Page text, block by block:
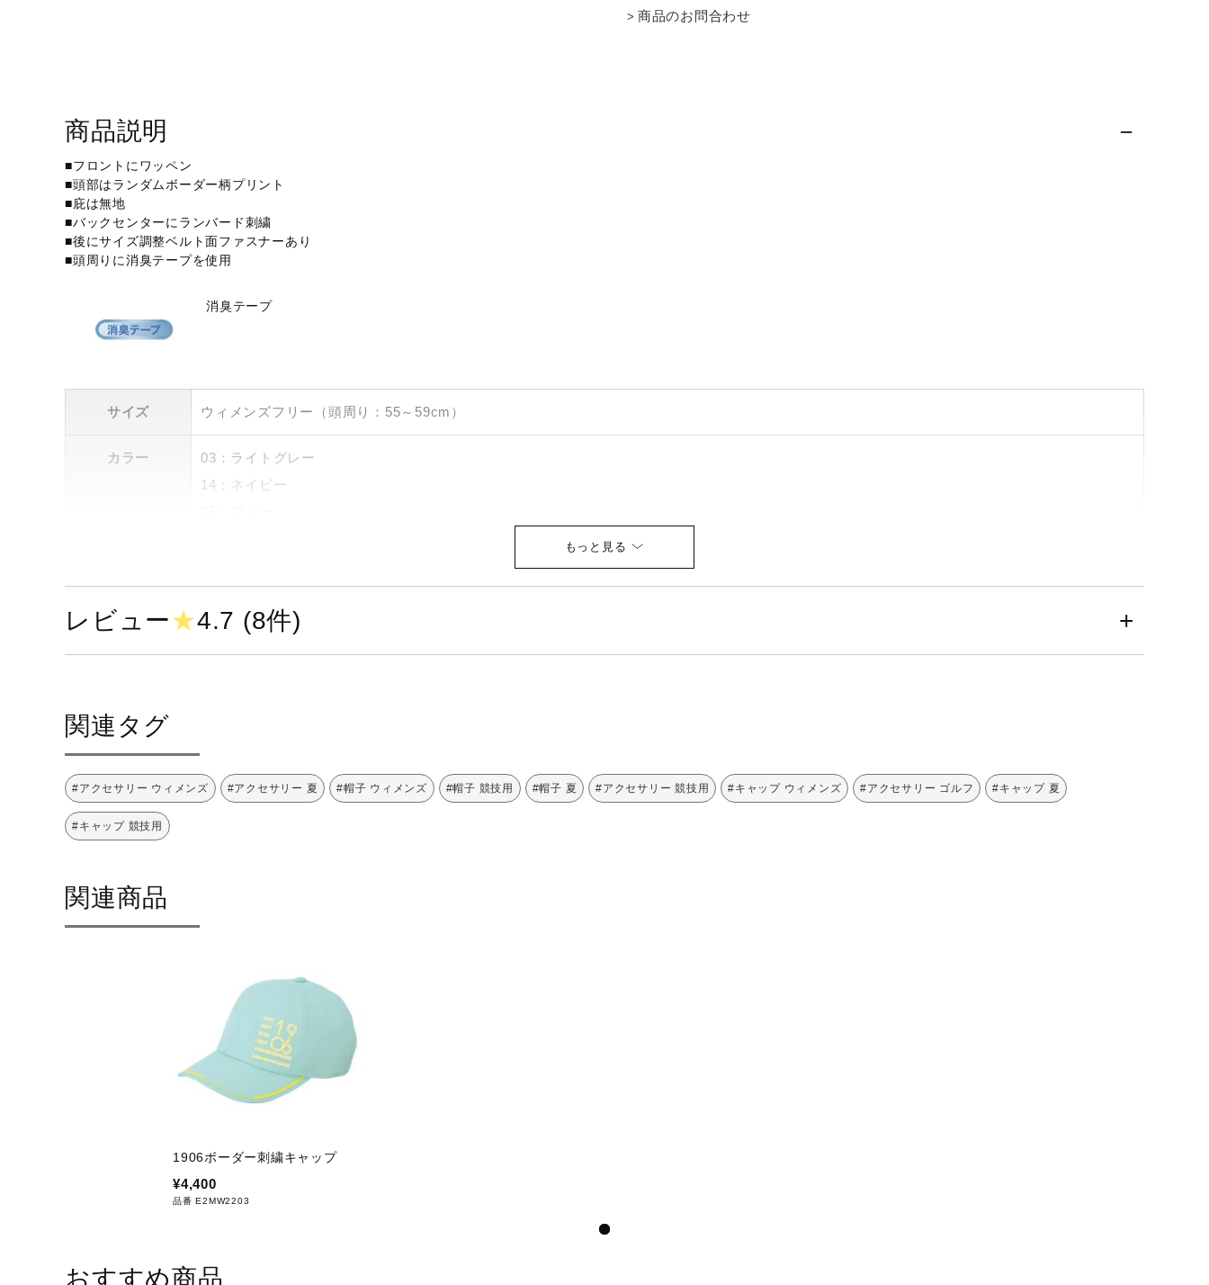
メディカル
コラボ／ライセンス
セール
その他
商品のお問合わせ
商品説明
■フロントにワッペン
■頭部はランダムボーダー柄プリント
■庇は無地
■バックセンターにランバード刺繍
■後にサイズ調整ベルト面ファスナーあり
■頭周りに消臭テープを使用
消臭テープ
サイズ ウィメンズフリー（頭周り：55～59cm）
カラー
03：ライトグレー
14：ネイビー
素材 ポリエステル100％
原産国 インドネシア製
レビュー★4.7 (8件)
関連タグ
#アクセサリー ウィメンズ #アクセサリー 夏 #帽子 ウィメンズ #帽子 競技用 #帽子 夏 #アクセサリー 競技用 #キャップ ウィメンズ #アクセサリー ゴルフ #キャップ 夏
#キャップ 競技用
関連商品
1906ボーダー刺繍キャップ
¥4,400
品番 E2MW2203
おすすめ商品